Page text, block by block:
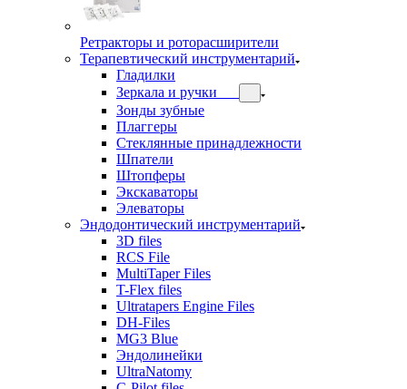
Ретракторы и роторасширители
Терапевтический инструментарий
Гладилки
Зеркала и ручки
Зонды зубные
Плаггеры
Стеклянные принадлежности
Шпатели
Штопферы
Экскаваторы
Элеваторы
Эндодонтический инструментарий
3D files
RCS File
MultiTaper Files
T-Flex files
Ultratapers Engine Files
DH-Files
MG3 Blue
Эндолинейки
UltraNatomy